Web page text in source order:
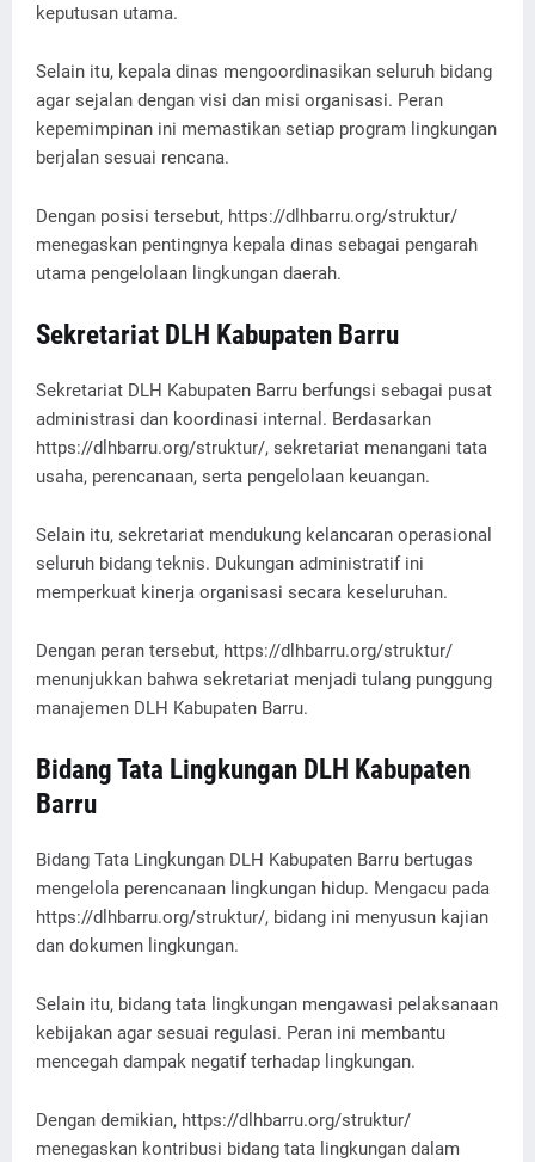
keputusan utama.
Selain itu, kepala dinas mengoordinasikan seluruh bidang
agar sejalan dengan visi dan misi organisasi. Peran
kepemimpinan ini memastikan setiap program lingkungan
berjalan sesuai rencana.
Dengan posisi tersebut, https://dlhbarru.org/struktur/
menegaskan pentingnya kepala dinas sebagai pengarah
utama pengelolaan lingkungan daerah.
Sekretariat DLH Kabupaten Barru
Sekretariat DLH Kabupaten Barru berfungsi sebagai pusat
administrasi dan koordinasi internal. Berdasarkan
https://dlhbarru.org/struktur/, sekretariat menangani tata
usaha, perencanaan, serta pengelolaan keuangan.
Selain itu, sekretariat mendukung kelancaran operasional
seluruh bidang teknis. Dukungan administratif ini
memperkuat kinerja organisasi secara keseluruhan.
Dengan peran tersebut, https://dlhbarru.org/struktur/
menunjukkan bahwa sekretariat menjadi tulang punggung
manajemen DLH Kabupaten Barru.
Bidang Tata Lingkungan DLH Kabupaten
Barru
Bidang Tata Lingkungan DLH Kabupaten Barru bertugas
mengelola perencanaan lingkungan hidup. Mengacu pada
https://dlhbarru.org/struktur/, bidang ini menyusun kajian
dan dokumen lingkungan.
Selain itu, bidang tata lingkungan mengawasi pelaksanaan
kebijakan agar sesuai regulasi. Peran ini membantu
mencegah dampak negatif terhadap lingkungan.
Dengan demikian, https://dlhbarru.org/struktur/
menegaskan kontribusi bidang tata lingkungan dalam